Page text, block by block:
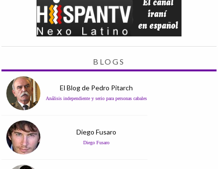
BLOGS
El Blog de Pedro Pitarch
Análisis independiente y serio para personas cabales
Diego Fusaro
Diego Fusaro